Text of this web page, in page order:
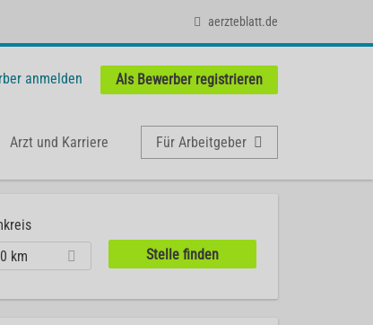
aerzteblatt.de
anmelden Als Bewerber registrieren
Arzt und Karriere Für Arbeitgeber
km